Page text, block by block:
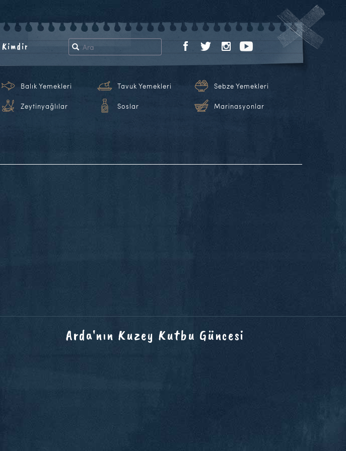
Kimdir
Balık Yemekleri Tavuk Yemekleri Sebze Yemekleri
Zeytinyağlılar Soslar Marinasyonlar
Arda'nın Kuzey Kutbu Güncesi